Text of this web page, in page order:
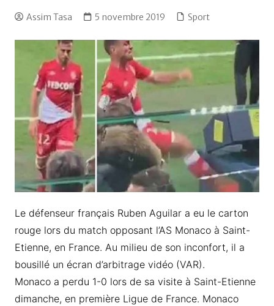
Assim Tasa 5 novembre 2019 Sport
Le défenseur français Ruben Aguilar a eu le carton
rouge lors du match opposant l’AS Monaco à Saint-
Etienne, en France. Au milieu de son inconfort, il a
bousillé un écran d’arbitrage vidéo (VAR).
Monaco a perdu 1-0 lors de sa visite à Saint-Etienne
dimanche, en première Ligue de France. Monaco